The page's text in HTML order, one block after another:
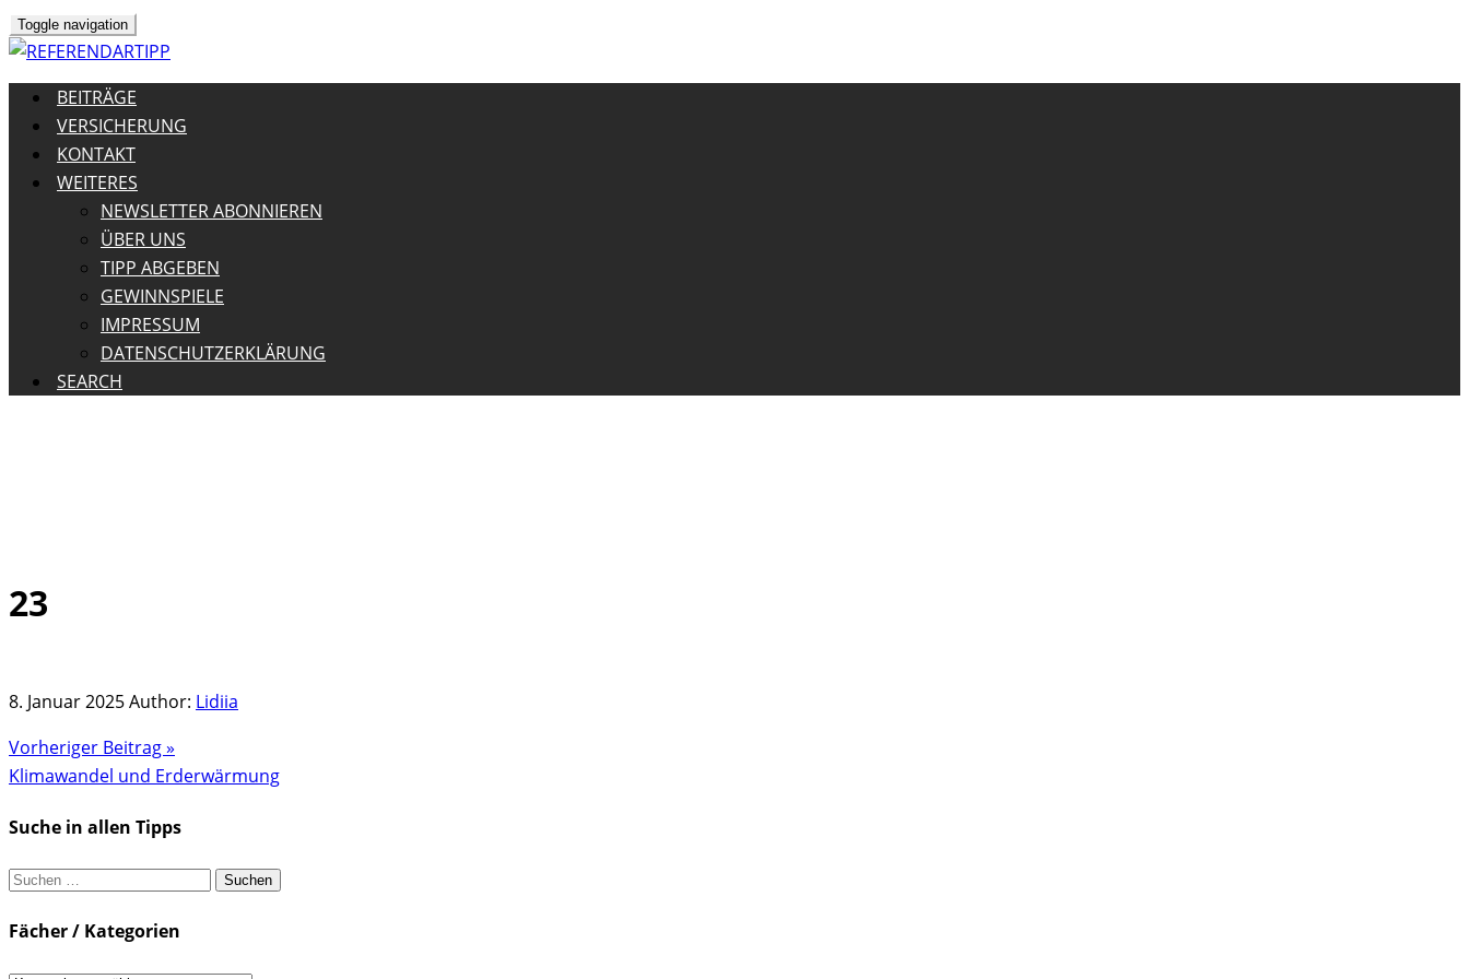
Toggle navigation
BEITRÄGE
VERSICHERUNG
KONTAKT
WEITERES
NEWSLETTER ABONNIEREN
ÜBER UNS
TIPP ABGEBEN
GEWINNSPIELE
IMPRESSUM
DATENSCHUTZERKLÄRUNG
SEARCH
Skip
23
8. Januar 2025Author: Lidiia
Vorheriger Beitrag »
Klimawandel und Erderwärmung
Suche in allen Tipps
Suchen
Fächer / Kategorien